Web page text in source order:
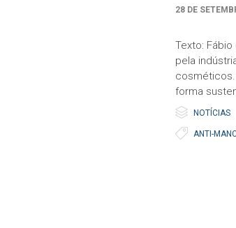
28 DE
Texto:
pela
cosméticos.
forma

Category
NOTÍCIAS
 Tags
ANTI-